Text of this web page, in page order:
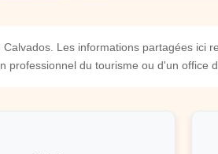
Les informations partagées ici
du tourisme ou d'un office